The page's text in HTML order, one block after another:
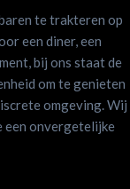
te trakteren op
een diner, een
bij ons staat de
om te genieten
omgeving. Wij
een onvergetelijke